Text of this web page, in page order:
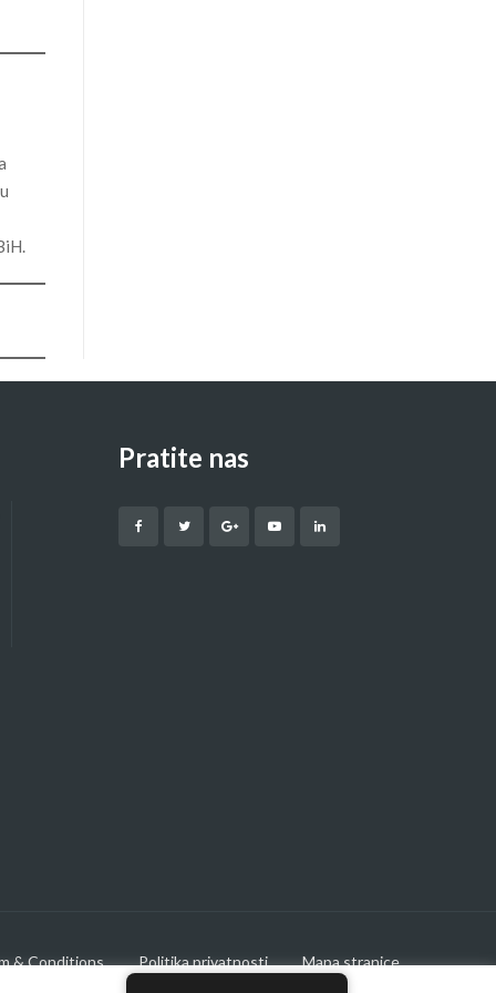
Pratite nas
& Conditions Politika privatnosti Mapa stranice